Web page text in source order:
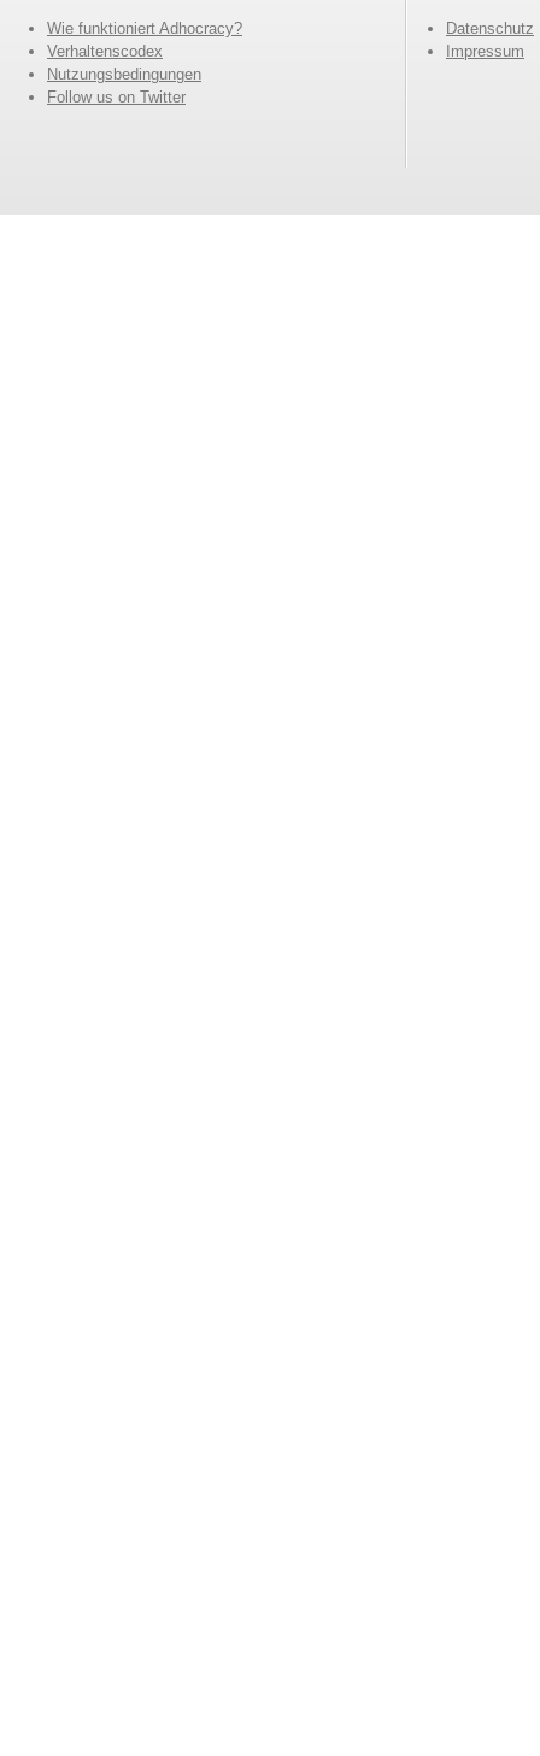
Wie funktioniert Adhocracy?
Verhaltenscodex
Nutzungsbedingungen
Follow us on Twitter
Datenschutz
Impressum